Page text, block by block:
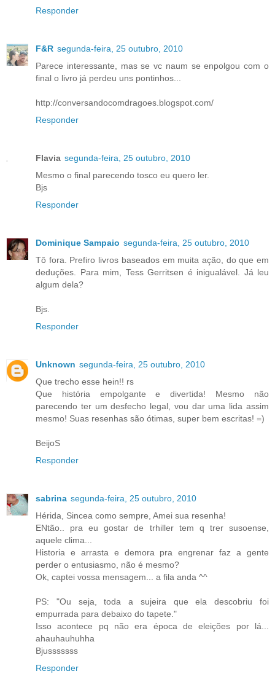
Responder
F&R segunda-feira, 25 outubro, 2010
Parece interessante, mas se vc naum se enpolgou com o
final o livro já perdeu uns pontinhos...
http://conversandocomdragoes.blogspot.com/
Responder
Flavia segunda-feira, 25 outubro, 2010
Mesmo o final parecendo tosco eu quero ler.
Bjs
Responder
Dominique Sampaio segunda-feira, 25 outubro, 2010
Tô fora. Prefiro livros baseados em muita ação, do que em
deduções. Para mim, Tess Gerritsen é inigualável. Já leu
algum dela?
Bjs.
Responder
Unknown segunda-feira, 25 outubro, 2010
Que trecho esse hein!! rs
Que história empolgante e divertida! Mesmo não
parecendo ter um desfecho legal, vou dar uma lida assim
mesmo! Suas resenhas são ótimas, super bem escritas! =)
BeijoS
Responder
sabrina segunda-feira, 25 outubro, 2010
Hérida, Sincea como sempre, Amei sua resenha!
ENtão.. pra eu gostar de trhiller tem q trer susoense,
aquele clima...
Historia e arrasta e demora pra engrenar faz a gente
perder o entusiasmo, não é mesmo?
Ok, captei vossa mensagem... a fila anda ^^
PS: "Ou seja, toda a sujeira que ela descobriu foi
empurrada para debaixo do tapete."
Isso acontece pq não era época de eleições por lá...
ahauhauhuhha
Bjusssssss
Responder